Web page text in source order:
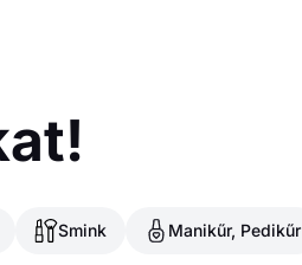
Smink Manikűr, Pedikűr